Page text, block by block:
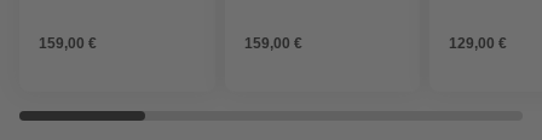
159,00 €
159,00 €
129,00 €